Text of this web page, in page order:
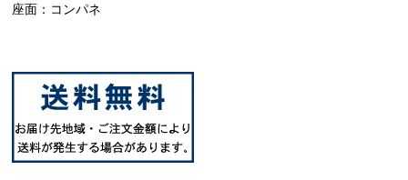
座面：コンパネ